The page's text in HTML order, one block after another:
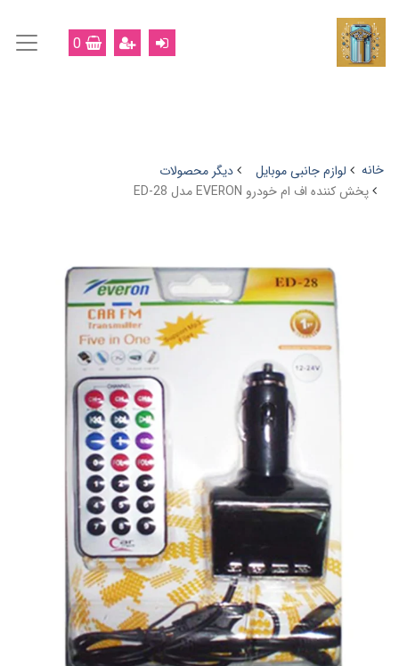
0
خانه لوازم جانبی موبایل
دیگر محصولات
پخش کننده اف ام خودرو EVERON مدل ED-28